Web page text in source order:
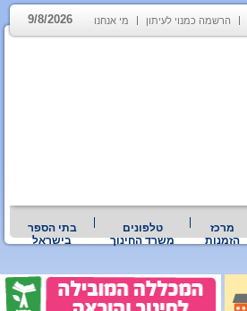
הרשמה כמנוי לעיתון מי אנחנו 9/8/2026
מרכז
הזמנות
טלפונים
משרד החינוך
בתי הספר
בישראל